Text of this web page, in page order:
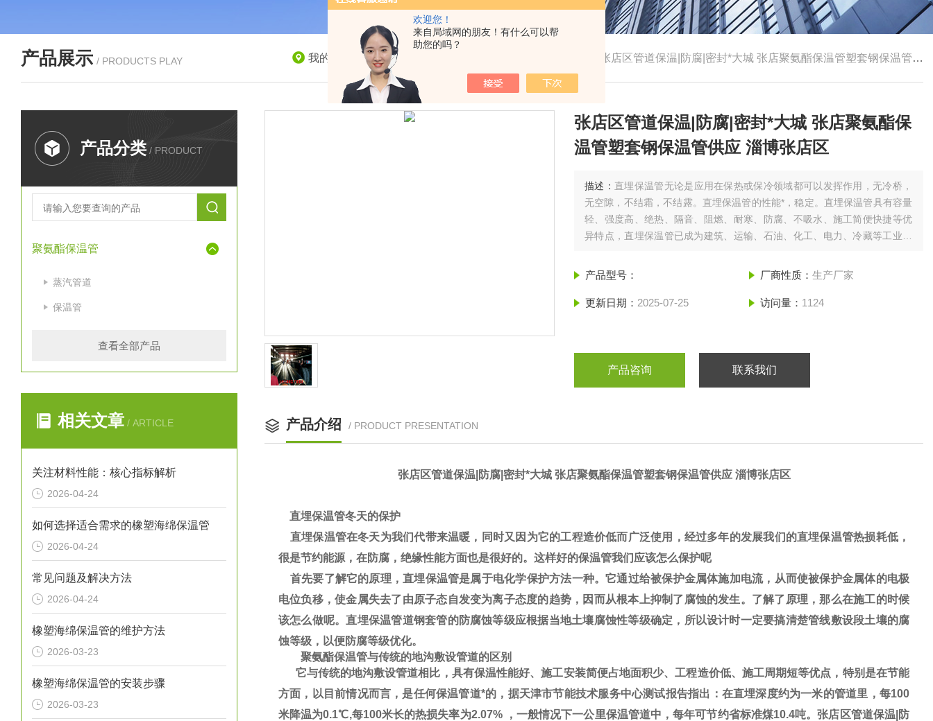
欢迎您！
来自局域网的朋友！有什么可以帮
助您的吗？
产品展示 / PRODUCTS PLAY 我的位置：首页> 张店区管道保温|防腐|密封*大城 张店聚氨酯保温管塑套钢保温管供应 淄博张店区
产品分类 / PRODUCT
聚氨酯保温管
蒸汽管道
保温管
查看全部产品
相关文章 / ARTICLE
关注材料性能：核心指标解析
2026-04-24
如何选择适合需求的橡塑海绵保温管
2026-04-24
常见问题及解决方法
2026-04-24
橡塑海绵保温管的维护方法
2026-03-23
橡塑海绵保温管的安装步骤
2026-03-23
张店区管道保温|防腐|密封*大城 张店聚氨酯保
温管塑套钢保温管供应 淄博张店区
描述： 直埋保温管无论是应用在保热或保冷领域都可以发挥作用，无冷桥，
无空隙，不结霜，不结露。直埋保温管的性能*，稳定。直埋保温管具有容量
轻、强度高、绝热、隔音、阻燃、耐寒、防腐、不吸水、施工简便快捷等优
异特点，直埋保温管已成为建筑、运输、石油、化工、电力、冷藏等工业部
店聚氨酯保温管塑套钢保温管供应 淄博张店区
产品型号： 厂商性质： 生产厂家
更新日期： 2025-07-25 访问量： 1124
产品咨询 联系我们
产品介绍 / PRODUCT PRESENTATION
张店区管道保温|防腐|密封*大城 张店聚氨酯保温管塑套钢保温管供应 淄博张店区
直埋保温管冬天的保护
直埋保温管在冬天为我们代带来温暖，同时又因为它的工程造价低而广泛使用，经过多年的发展我们的直埋保温管热损耗低，
很是节约能源，在防腐，绝缘性能方面也是很好的。这样好的保温管我们应该怎么保护呢
首先要了解它的原理，直埋保温管是属于电化学保护方法一种。它通过给被保护金属体施加电流，从而使被保护金属体的电极
电位负移，使金属失去了由原子态自发变为离子态度的趋势，因而从根本上抑制了腐蚀的发生。了解了原理，那么在施工的时候
该怎么做呢。直埋保温管道钢套管的防腐蚀等级应根据当地土壤腐蚀性等级确定，所以设计时一定要搞清楚管线敷设段土壤的腐
蚀等级，以便防腐等级优化。
聚氨酯保温管与传统的地沟敷设管道的区别
它与传统的地沟敷设管道相比，具有保温性能好、施工安装简便占地面积少、工程造价低、施工周期短等优点，特别是在节能
方面，以目前情况而言，是任何保温管道*的，据天津市节能技术服务中心测试报告指出：在直埋深度约为一米的管道里，每100
米降温为0.1℃,每100米长的热损失率为2.07% ，一般情况下一公里保温管道中，每年可节约省标准煤10.4吨。张店区管道保温|防